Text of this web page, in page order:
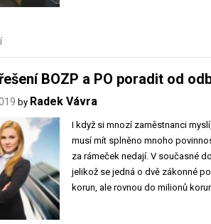
BOZP a PO poradit od
by Radek Vávra
I když si mnozí zaměstnanci
musí mít splněno mnoho
za rámeček nedají. V současné
jelikož se jedná o dvě zákonné
korun, ale rovnou do milionů